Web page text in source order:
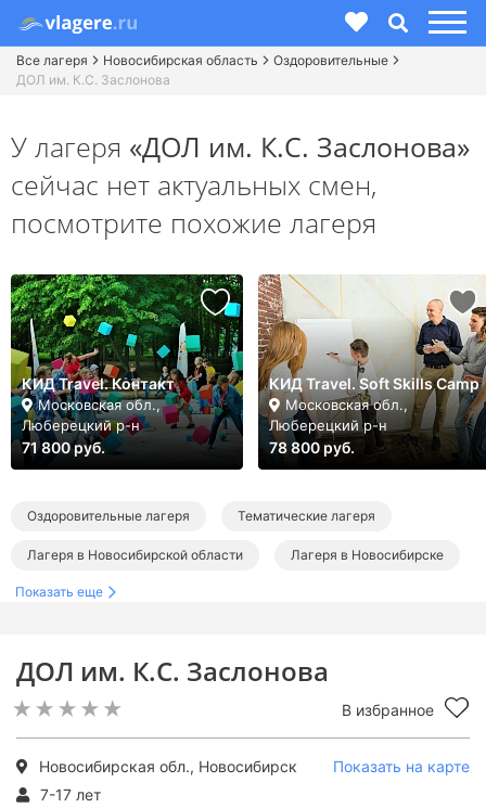
Все лагеря Новосибирская область
Оздоровительные
ДОЛ им. К.С. Заслонова
ДОЛ им. К.С. Заслонова
В избранное
Новосибирская обл., Новосибирск
Показать на карте
7-17 лет
У лагеря «ДОЛ им. К.С. Заслонова»
сейчас нет актуальных смен,
посмотрите похожие лагеря
КИД Travel. Контакт
Московская обл.,
Люберецкий р-н
71 800 руб.
КИД Travel. Soft Skills Camp
Московская обл.,
Люберецкий р-н
78 800 руб.
Оздоровительные лагеря Тематические лагеря
Лагеря в Новосибирской области Лагеря в Новосибирске
Показать еще